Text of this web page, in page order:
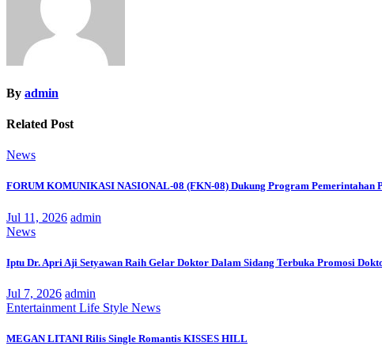
By admin
Related Post
News
FORUM KOMUNIKASI NASIONAL-08 (FKN-08) Dukung Program Pemerintahan
Jul 11, 2026 admin
News
Iptu Dr. Apri Aji Setyawan Raih Gelar Doktor Dalam Sidang Terbuka Promosi
Jul 7, 2026 admin
Entertainment Life Style News
MEGAN LITANI Rilis Single Romantis KISSES HILL